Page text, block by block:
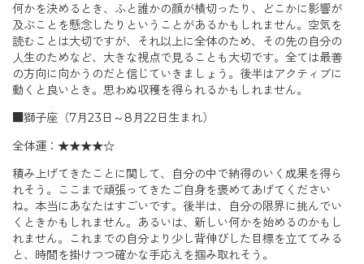
何かを決めるとき、ふと誰かの顔が横切ったり、どこかに影響が
及ぶことを懸念したりということがあるかもしれません。空気を
読むことは大切ですが、それ以上に全体のため、その先の自分の
人生のためなど、大きな視点で見ることも大切です。全ては最善
の方向に向かうのだと信じていきましょう。後半はアクティブに
動くと良いとき。思わぬ収穫を得られるかもしれません。
■獅子座（7月23日～8月22日生まれ）
全体運：★★★★☆
積み上げてきたことに関して、自分の中で納得のいく成果を得ら
れそう。ここまで頑張ってきたご自身を褒めてあげてください
ね。本当にあなたはすごいです。後半は、自分の限界に挑んでい
くときかもしれません。あるいは、新しい何かを始めるのかもし
れません。これまでの自分より少し背伸びした目標を立ててみる
と、時間を掛けつつ確かな手応えを掴み取れそう。